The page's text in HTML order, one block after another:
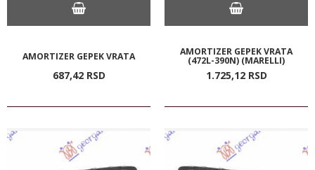
AMORTIZER GEPEK VRATA
687,42 RSD
AMORTIZER GEPEK VRATA
(472L-390N) (MARELLI)
1.725,12 RSD